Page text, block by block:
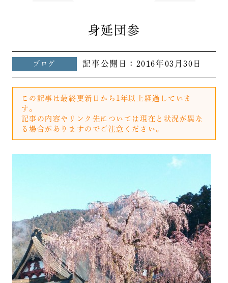
身延団参
ブログ 記事公開日： 2016年03月30日
この記事は最終更新日から1年以上経過していま
す。
記事の内容やリンク先については現在と状況が異な
る場合がありますのでご注意ください。